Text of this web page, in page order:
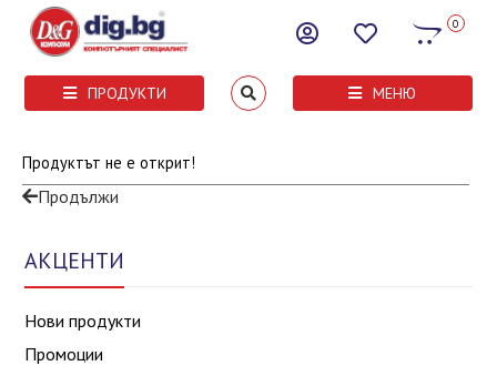
0
ПРОДУКТИ МЕНЮ
Продуктът не е открит!
Продължи
АКЦЕНТИ
Нови продукти
Промоции